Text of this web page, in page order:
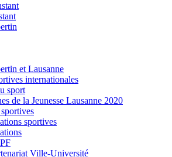
et Lausanne
internationales
sport
de la Jeunesse Lausanne 2020
sportives
Ville-Université